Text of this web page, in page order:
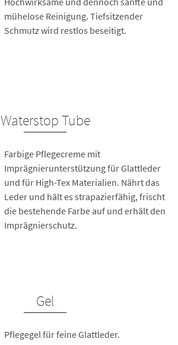
mühelose Reinigung. Tiefsitzender
Schmutz wird restlos beseitigt.
Waterstop Tube
Farbige Pflegecreme mit
Imprägnierunterstützung für Glattleder
und für High-Tex Materialien. Nährt das
Leder und hält es strapazierfähig, frischt
die bestehende Farbe auf und erhält den
Imprägnierschutz.
Gel
Pflegegel für feine Glattleder.